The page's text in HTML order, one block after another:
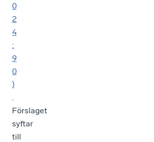
0
2
4
:
9
0
)
.
Förslaget
syftar
till